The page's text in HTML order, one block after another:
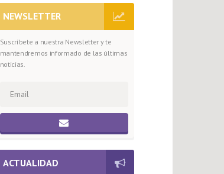
NEWSLETTER
Suscríbete a nuestra Newsletter y te
mantendremos informado de las últimas
noticias.
ACTUALIDAD